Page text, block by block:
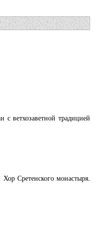
ветхозаветной традицией
Сретенского монастыря.